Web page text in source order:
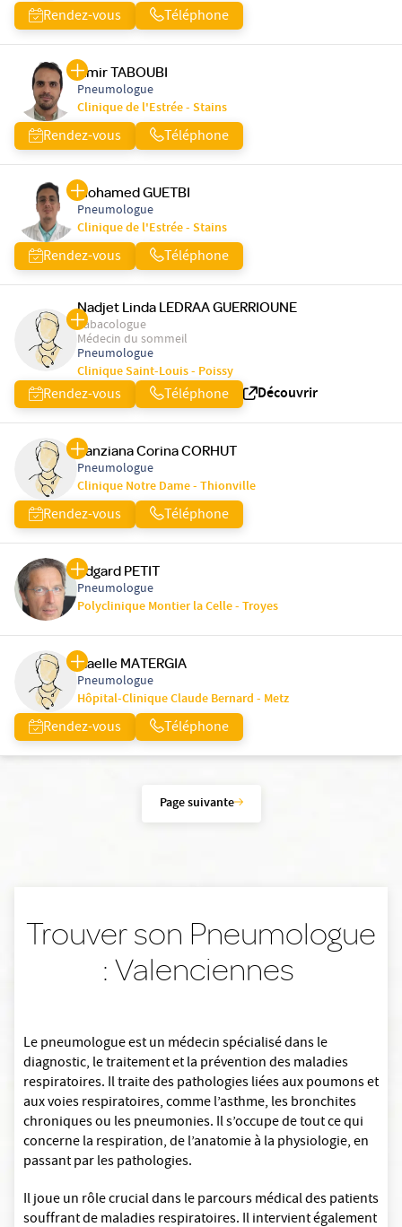
Rendez-vous Téléphone
Amir TABOUBI
Pneumologue
Clinique de l'Estrée - Stains
Rendez-vous Téléphone
Mohamed GUETBI
Pneumologue
Clinique de l'Estrée - Stains
Rendez-vous Téléphone
Nadjet Linda LEDRAA GUERRIOUNE
Tabacologue
Médecin du sommeil
Pneumologue
Clinique Saint-Louis - Poissy
Rendez-vous Téléphone Découvrir
Sanziana Corina CORHUT
Pneumologue
Clinique Notre Dame - Thionville
Rendez-vous Téléphone
Edgard PETIT
Pneumologue
Polyclinique Montier la Celle - Troyes
Gaelle MATERGIA
Pneumologue
Hôpital-Clinique Claude Bernard - Metz
Rendez-vous Téléphone
Page suivante
Trouver son Pneumologue
: Valenciennes
Le pneumologue est un médecin spécialisé dans le
diagnostic, le traitement et la prévention des maladies
respiratoires. Il traite des pathologies liées aux poumons et
aux voies respiratoires, comme l’asthme, les bronchites
chroniques ou les pneumonies. Il s’occupe de tout ce qui
concerne la respiration, de l’anatomie à la physiologie, en
passant par les pathologies.
Il joue un rôle crucial dans le parcours médical des patients
souffrant de maladies respiratoires. Il intervient également